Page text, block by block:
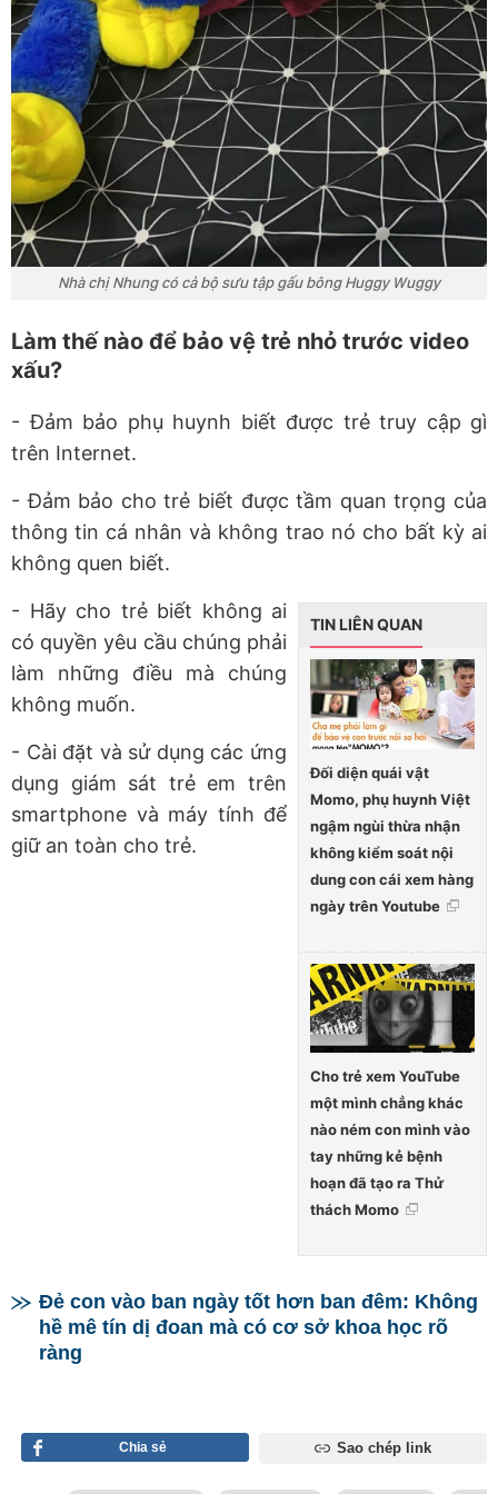
Nhà chị Nhung có cả bộ sưu tập gấu bông Huggy Wuggy
Làm thế nào để bảo vệ trẻ nhỏ trước video
xấu?
- Đảm bảo phụ huynh biết được trẻ truy cập gì
trên Internet.
- Đảm bảo cho trẻ biết được tầm quan trọng của
thông tin cá nhân và không trao nó cho bất kỳ ai
không quen biết.
TIN LIÊN QUAN
Đối diện quái vật
Momo, phụ huynh Việt
ngậm ngùi thừa nhận
không kiểm soát nội
dung con cái xem hàng
ngày trên Youtube
Cho trẻ xem YouTube
một mình chẳng khác
nào ném con mình vào
tay những kẻ bệnh
hoạn đã tạo ra Thử
thách Momo
- Hãy cho trẻ biết không ai
có quyền yêu cầu chúng phải
làm những điều mà chúng
không muốn.
- Cài đặt và sử dụng các ứng
dụng giám sát trẻ em trên
smartphone và máy tính để
giữ an toàn cho trẻ.
Đẻ con vào ban ngày tốt hơn ban đêm: Không
hề mê tín dị đoan mà có cơ sở khoa học rõ
ràng
Chia sẻ Sao chép link